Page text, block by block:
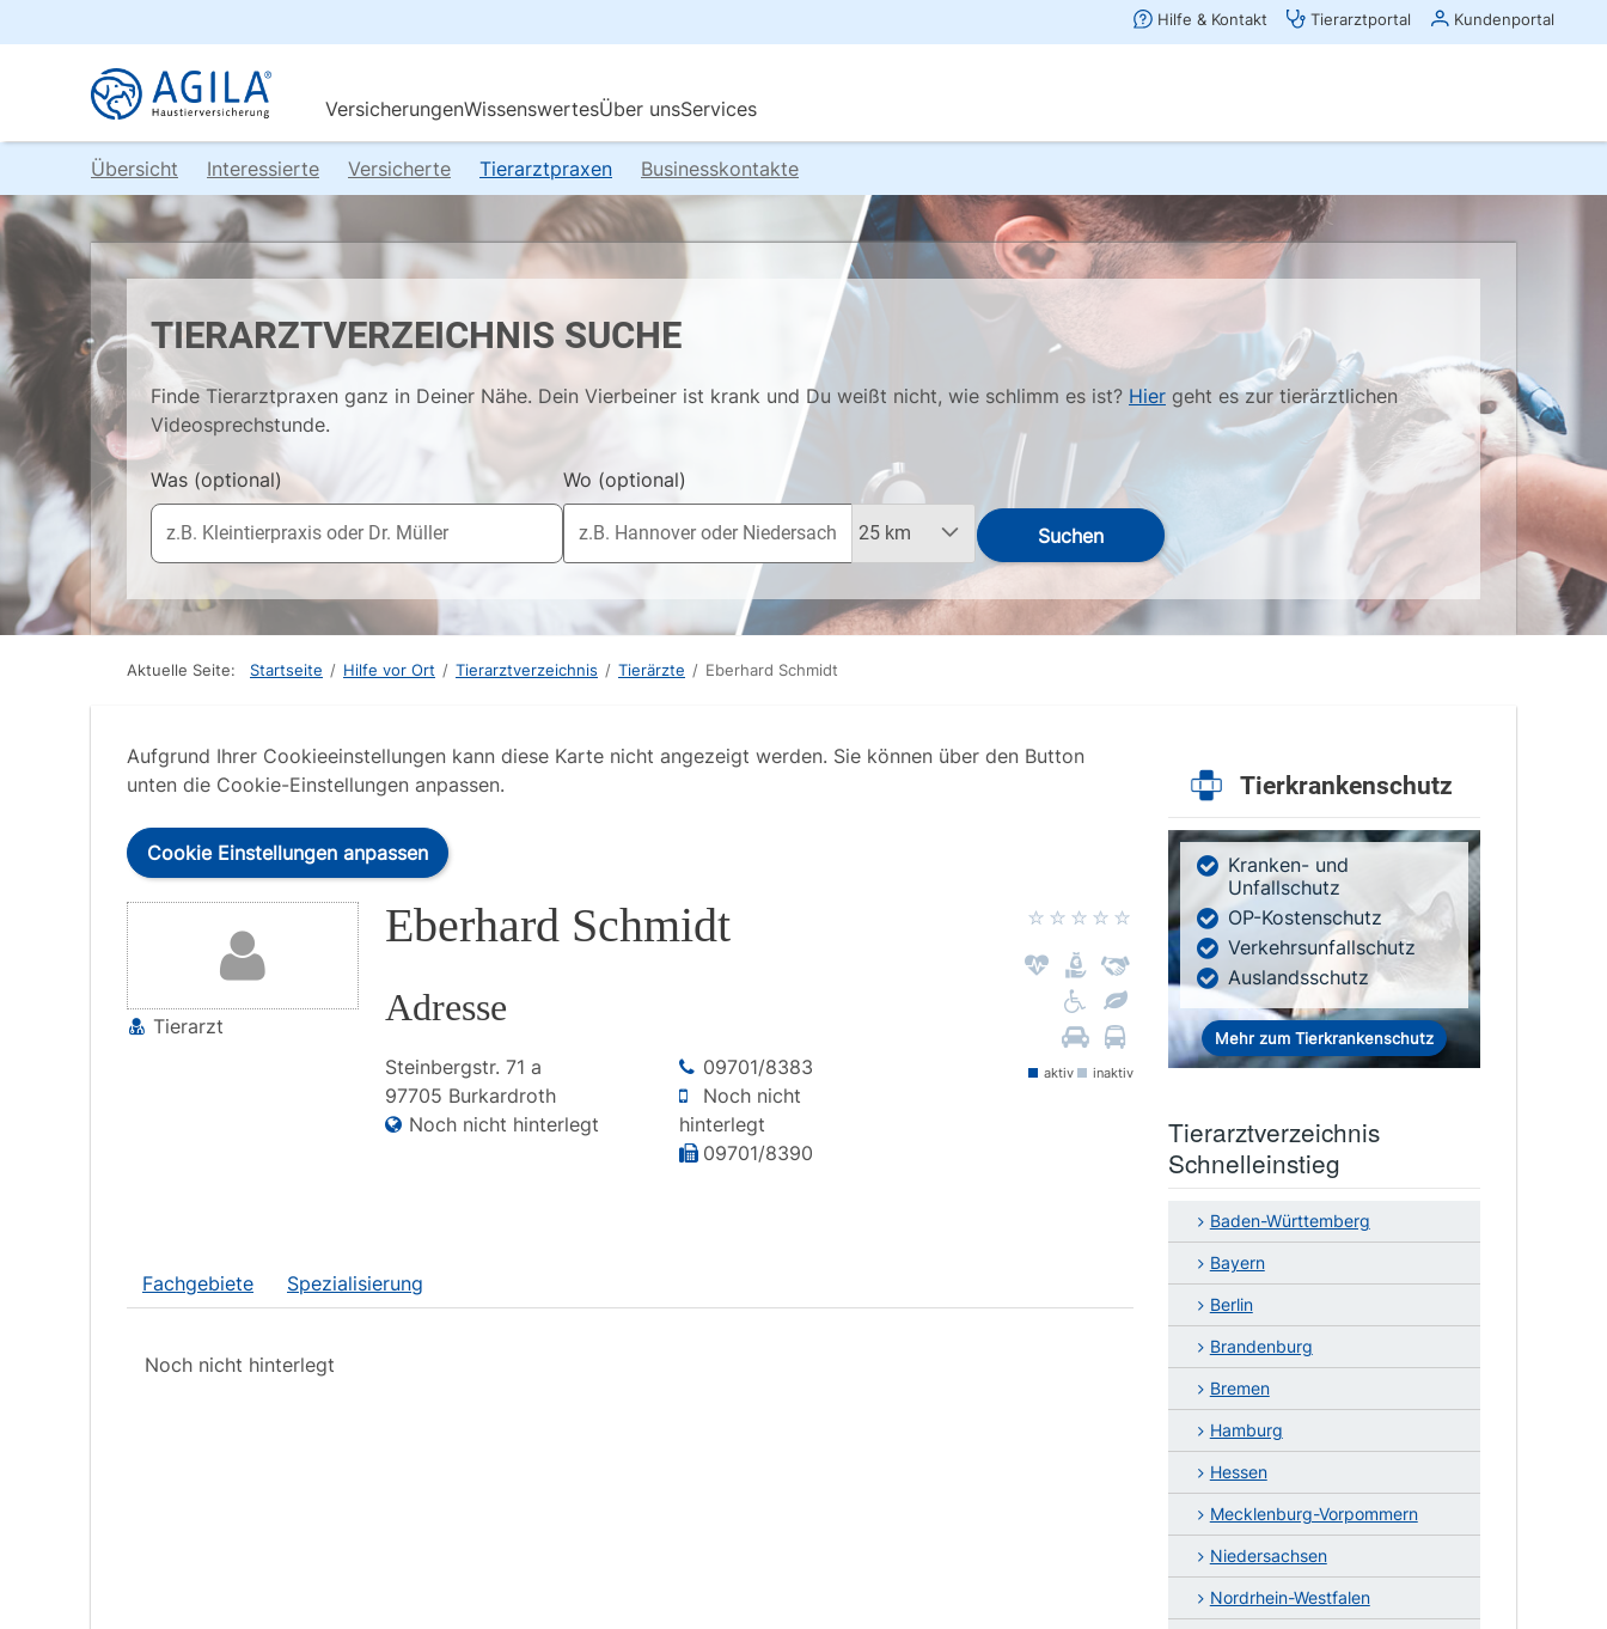
Übersicht Interessierte Versicherte Tierarztpraxen Businesskontakte
TIERARZTVERZEICHNIS SUCHE
Finde Tierarztpraxen ganz in Deiner Nähe. Dein Vierbeiner ist krank und Du weißt nicht, wie schlimm es ist? Hier geht es zur tierärztlichen
Videosprechstunde.
Was (optional) Wo (optional)
Suchen
Aktuelle Seite: Startseite / Hilfe vor Ort / Tierarztverzeichnis / Tierärzte / Eberhard Schmidt
Aufgrund Ihrer Cookieeinstellungen kann diese Karte nicht angezeigt werden. Sie können über den Button
unten die Cookie-Einstellungen anpassen.
Cookie Einstellungen anpassen
Tierarzt
Eberhard Schmidt
Adresse
Steinbergstr. 71 a
97705 Burkardroth
Noch nicht hinterlegt
09701/8383
Noch nicht
hinterlegt
09701/8390
aktiv inaktiv
Fachgebiete Spezialisierung
Noch nicht hinterlegt
Tierkrankenschutz
Kranken- und
Unfallschutz
OP-Kostenschutz
Verkehrsunfallschutz
Auslandsschutz
Mehr zum Tierkrankenschutz
Tierarztverzeichnis
Schnelleinstieg
Baden-Württemberg
Bayern
Berlin
Brandenburg
Bremen
Hamburg
Hessen
Mecklenburg-Vorpommern
Niedersachsen
Nordrhein-Westfalen